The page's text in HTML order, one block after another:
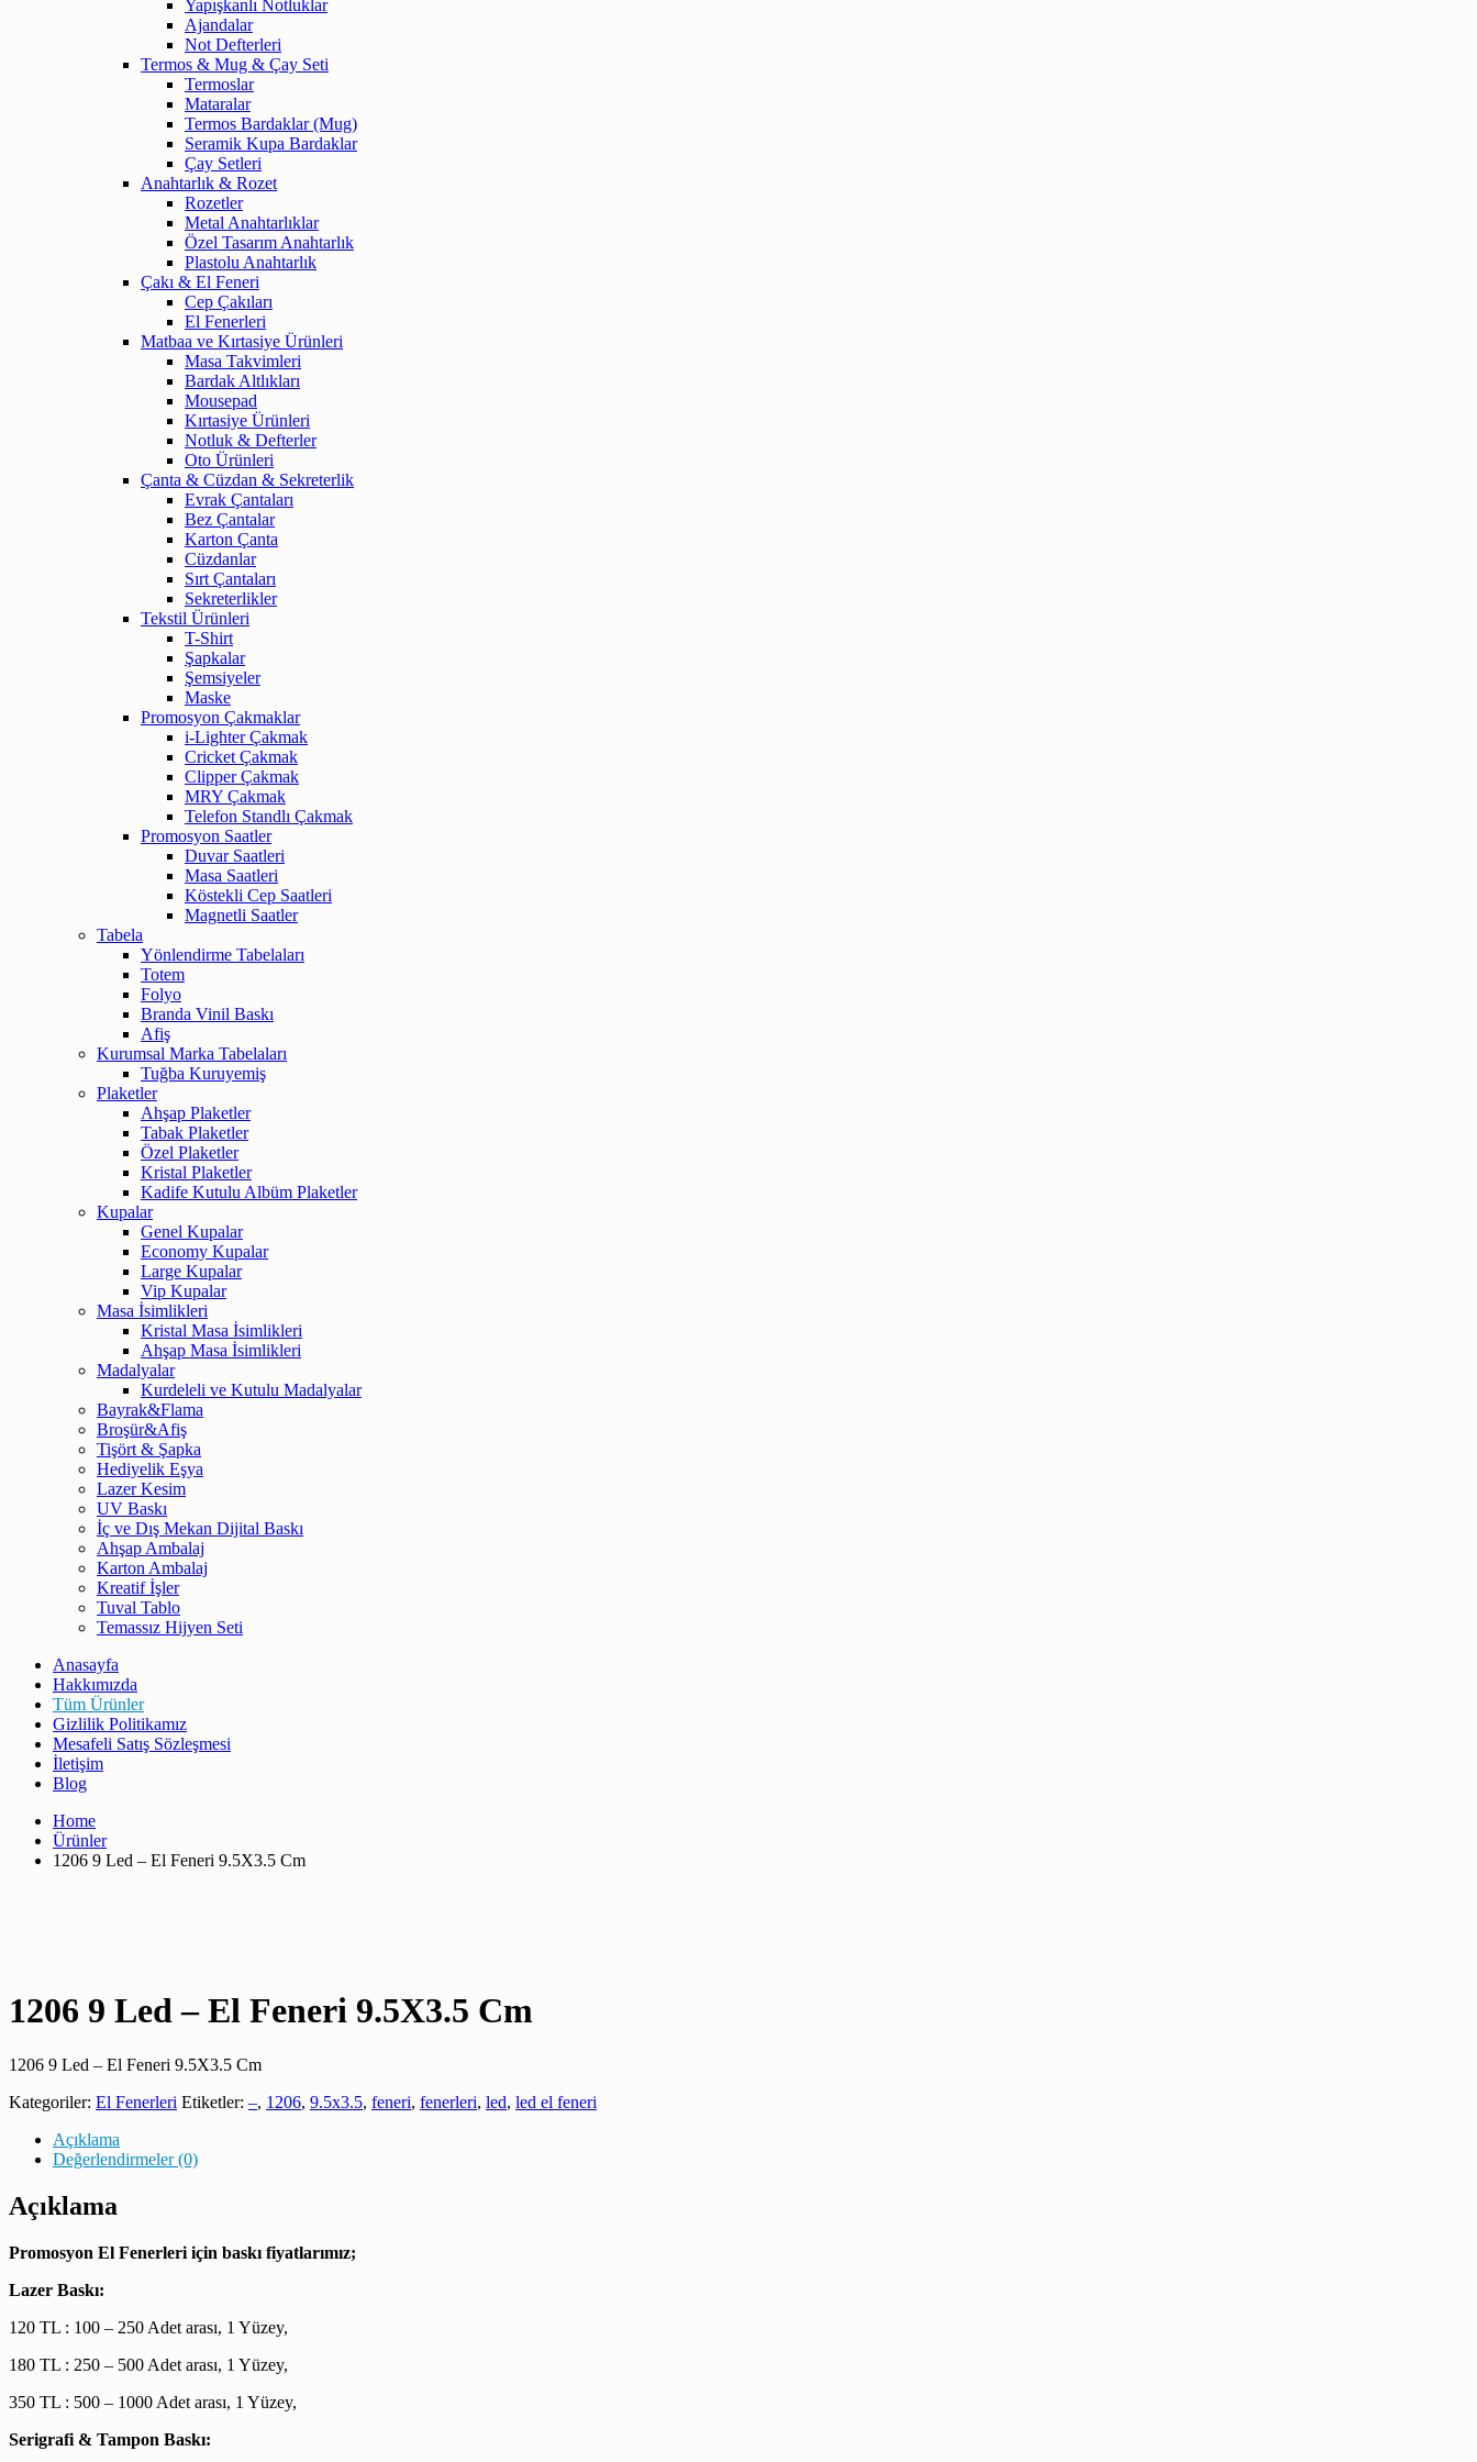
Yapışkanlı Notluklar
Ajandalar
Not Defterleri
Termos & Mug & Çay Seti
Termoslar
Mataralar
Termos Bardaklar (Mug)
Seramik Kupa Bardaklar
Çay Setleri
Anahtarlık & Rozet
Rozetler
Metal Anahtarlıklar
Özel Tasarım Anahtarlık
Plastolu Anahtarlık
Çakı & El Feneri
Cep Çakıları
El Fenerleri
Matbaa ve Kırtasiye Ürünleri
Masa Takvimleri
Bardak Altlıkları
Mousepad
Kırtasiye Ürünleri
Notluk & Defterler
Oto Ürünleri
Çanta & Cüzdan & Sekreterlik
Evrak Çantaları
Bez Çantalar
Karton Çanta
Cüzdanlar
Sırt Çantaları
Sekreterlikler
Tekstil Ürünleri
T-Shirt
Şapkalar
Şemsiyeler
Maske
Promosyon Çakmaklar
i-Lighter Çakmak
Cricket Çakmak
Clipper Çakmak
MRY Çakmak
Telefon Standlı Çakmak
Promosyon Saatler
Duvar Saatleri
Masa Saatleri
Köstekli Cep Saatleri
Magnetli Saatler
Tabela
Yönlendirme Tabelaları
Totem
Folyo
Branda Vinil Baskı
Afiş
Kurumsal Marka Tabelaları
Tuğba Kuruyemiş
Plaketler
Ahşap Plaketler
Tabak Plaketler
Özel Plaketler
Kristal Plaketler
Kadife Kutulu Albüm Plaketler
Kupalar
Genel Kupalar
Economy Kupalar
Large Kupalar
Vip Kupalar
Masa İsimlikleri
Kristal Masa İsimlikleri
Ahşap Masa İsimlikleri
Madalyalar
Kurdeleli ve Kutulu Madalyalar
Bayrak&Flama
Broşür&Afiş
Tişört & Şapka
Hediyelik Eşya
Lazer Kesim
UV Baskı
İç ve Dış Mekan Dijital Baskı
Ahşap Ambalaj
Karton Ambalaj
Kreatif İşler
Tuval Tablo
Temassız Hijyen Seti
Anasayfa
Hakkımızda
Tüm Ürünler
Gizlilik Politikamız
Mesafeli Satış Sözleşmesi
İletişim
Blog
Home
Ürünler
1206 9 Led – El Feneri 9.5X3.5 Cm
1206 9 Led – El Feneri 9.5X3.5 Cm
1206 9 Led – El Feneri 9.5X3.5 Cm
Kategoriler: El Fenerleri Etiketler: –, 1206, 9.5x3.5, feneri, fenerleri, led, led el feneri
Açıklama
Değerlendirmeler (0)
Açıklama
Promosyon El Fenerleri için baskı fiyatlarımız;
Lazer Baskı:
120 TL : 100 – 250 Adet arası, 1 Yüzey,
180 TL : 250 – 500 Adet arası, 1 Yüzey,
350 TL : 500 – 1000 Adet arası, 1 Yüzey,
Serigrafi & Tampon Baskı: